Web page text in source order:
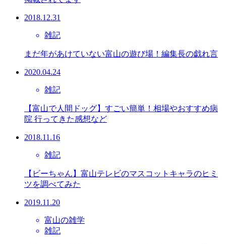
2018.12.31
雑記
まだ年があけていない富山の遊び場！編集長の戯れ言
2020.04.24
雑記
【富山で人間ドッグ】すごい簡単！相場やおすすめ病
院 行ってきた感想など
2018.11.16
雑記
【ビーちゃん】富山テレビのマスコットキャラのヒミ
ツを調べてみた
2019.11.20
富山の雑学
雑記